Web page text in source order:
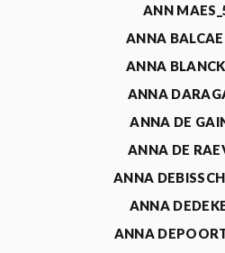
ANN
ANNA
ANNA
ANNA
ANNA DE
ANNA DE
ANNA
ANNA
ANNA